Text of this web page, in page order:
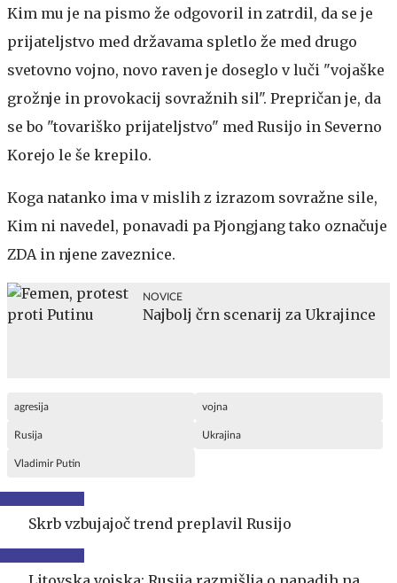
Kim mu je na pismo že odgovoril in zatrdil, da se je
prijateljstvo med državama spletlo že med drugo
svetovno vojno, novo raven je doseglo v luči "vojaške
grožnje in provokacij sovražnih sil". Prepričan je, da
se bo "tovariško prijateljstvo" med Rusijo in Severno
Korejo le še krepilo.
Koga natanko ima v mislih z izrazom sovražne sile,
Kim ni navedel, ponavadi pa Pjongjang tako označuje
ZDA in njene zaveznice.
NOVICE
Najbolj črn scenarij za Ukrajince
agresija vojna
Rusija Ukrajina
Vladimir Putin
Skrb vzbujajoč trend preplavil Rusijo